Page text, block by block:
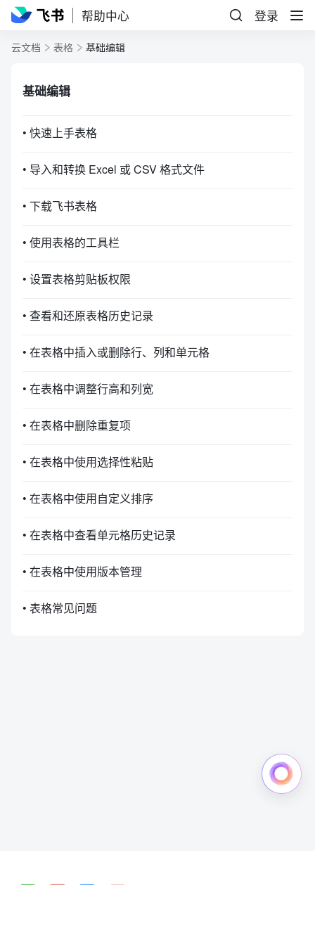
帮助中心 登录
云文档 表格 基础编辑
基础编辑
• 快速上手表格
• 导入和转换 Excel 或 CSV 格式文件
• 下载飞书表格
• 使用表格的工具栏
• 设置表格剪贴板权限
• 查看和还原表格历史记录
• 在表格中插入或删除行、列和单元格
• 在表格中调整行高和列宽
• 在表格中删除重复项
• 在表格中使用选择性粘贴
• 在表格中使用自定义排序
• 在表格中查看单元格历史记录
• 在表格中使用版本管理
• 表格常见问题